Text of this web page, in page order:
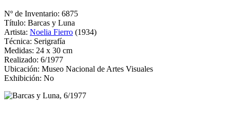
Nº de Inventario: 6875
Título: Barcas y Luna
Artista: Noelia Fierro (1934)
Técnica: Serigrafía
Medidas: 24 x 30 cm
Realizado: 6/1977
Ubicación: Museo Nacional de Artes Visuales
Exhibición: No